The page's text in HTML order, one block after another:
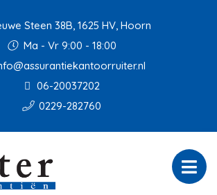
Steen 38B, 1625 HV, Hoorn
Ma - Vr 9:00 - 18:00
06-20037202
0229-282760